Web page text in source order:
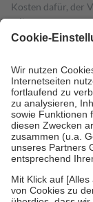
Kosten dafür, der
mit.
Grundsätzlich
höchstens zehn
Kosten der
Diese Regeln
Bei Heilmitteln
Zuzahlung zehn
Verordnung.
Um das
stärken und die
fallenkeine
• Kindern und